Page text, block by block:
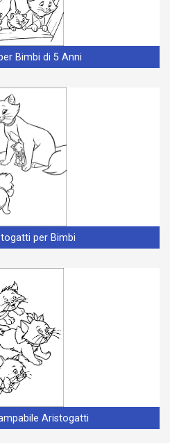
Bimbi di 5 Anni
per Bimbi
Aristogatti